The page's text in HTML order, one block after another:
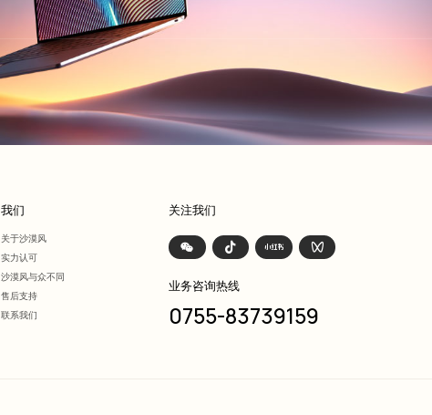
我们
关于沙漠风
实力认可
沙漠风与众不同
售后支持
联系我们
关注我们
业务咨询热线
0755-83739159